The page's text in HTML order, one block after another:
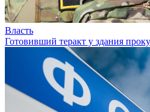
Власть
Готовивший теракт у здания